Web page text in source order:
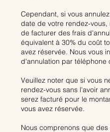
​Cependant, si vous
date de votre rendez-
de facturer des frais
équivalent à 30% du coût
avez réservée. Nous vous
d'annulation par téléphone
Veuillez noter que si vous
rendez-vous sans l'avoir
serez facturé pour le
vous avez réservée.
Nous comprenons que